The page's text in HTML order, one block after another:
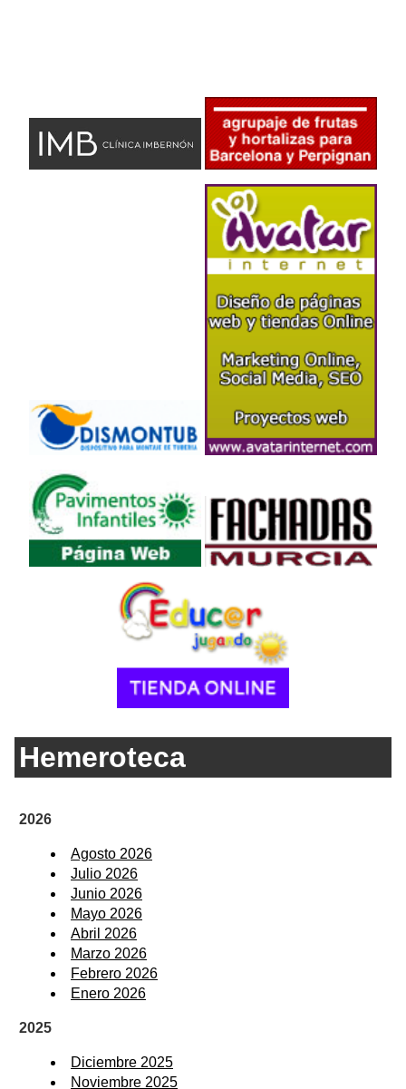
Hemeroteca
2026
Agosto 2026
Julio 2026
Junio 2026
Mayo 2026
Abril 2026
Marzo 2026
Febrero 2026
Enero 2026
2025
Diciembre 2025
Noviembre 2025